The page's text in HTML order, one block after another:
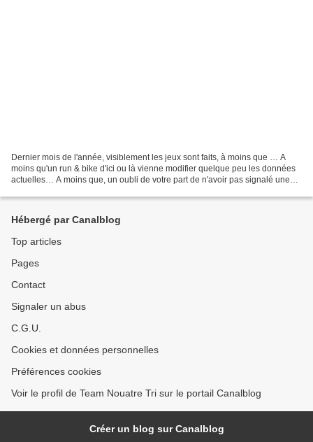
Dernier mois de l'année, visiblement les jeux sont faits, à moins que … A
moins qu'un run & bike d'ici ou là vienne modifier quelque peu les données
actuelles… A moins que, un oubli de votre part de n'avoir pas signalé une
Hébergé par Canalblog
Top articles
Pages
Contact
Signaler un abus
C.G.U.
Cookies et données personnelles
Préférences cookies
Voir le profil de Team Nouatre Tri sur le portail Canalblog
Créer un blog sur Canalblog